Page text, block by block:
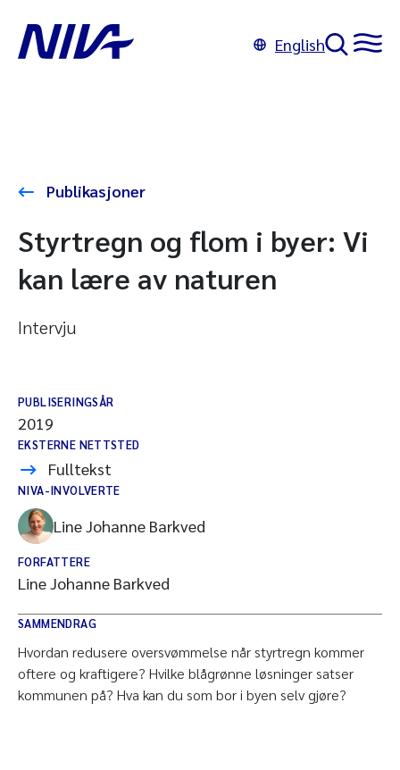
English
Publikasjoner
Styrtregn og flom i byer: Vi
kan lære av naturen
Intervju
PUBLISERINGSÅR
2019
EKSTERNE NETTSTED
Fulltekst
NIVA-INVOLVERTE
Line Johanne Barkved
FORFATTERE
Line Johanne Barkved
SAMMENDRAG
Hvordan redusere oversvømmelse når styrtregn kommer
oftere og kraftigere? Hvilke blågrønne løsninger satser
kommunen på? Hva kan du som bor i byen selv gjøre?